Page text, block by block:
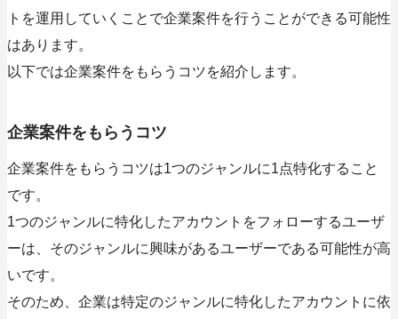
トを運用していくことで企業案件を行うことができる可能性
はあります。
以下では企業案件をもらうコツを紹介します。
企業案件をもらうコツ
企業案件をもらうコツは1つのジャンルに1点特化すること
です。
1つのジャンルに特化したアカウントをフォローするユーザ
ーは、そのジャンルに興味があるユーザーである可能性が高
いです。
そのため、企業は特定のジャンルに特化したアカウントに依